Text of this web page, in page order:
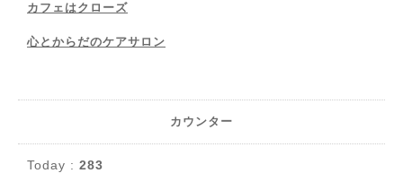
カフェはクローズ
心とからだのケアサロン
カウンター
Today : 283